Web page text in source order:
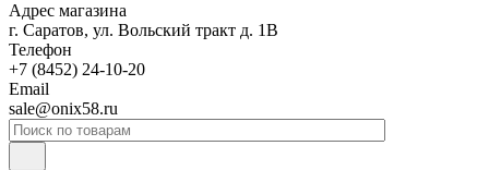
Адрес магазина
г. Саратов, ул. Вольский тракт д. 1В
Телефон
+7 (8452) 24-10-20
Email
sale@onix58.ru